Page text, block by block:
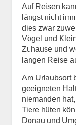
Auf Reisen
längst nicht
dies zwar
Vögel und
Zuhause und
langen Reise
Am Urlaubsort
geeigneten
niemanden
Tiere hüten
Donau und